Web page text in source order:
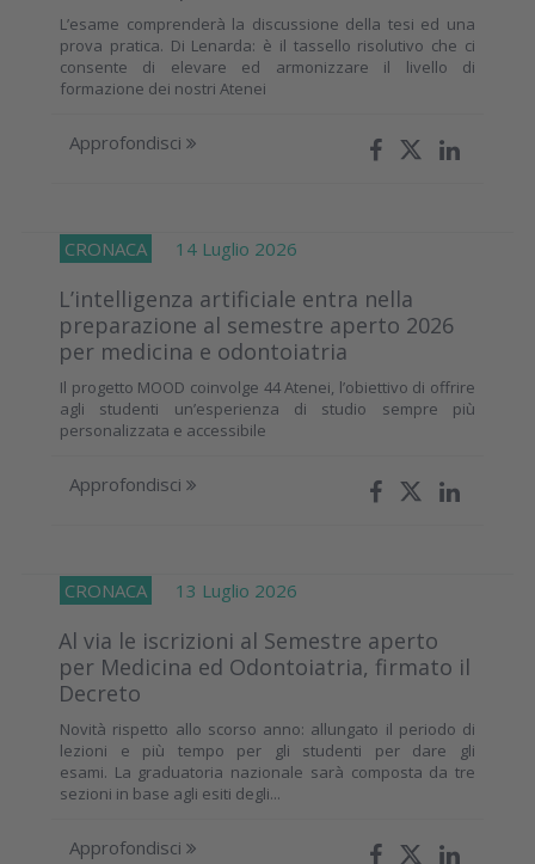
L’esame comprenderà la discussione della tesi ed una
prova pratica. Di Lenarda: è il tassello risolutivo che ci
consente di elevare ed armonizzare il livello di
formazione dei nostri Atenei
Approfondisci
CRONACA 14 Luglio 2026
L’intelligenza artificiale entra nella
preparazione al semestre aperto 2026
per medicina e odontoiatria
Il progetto MOOD coinvolge 44 Atenei, l’obiettivo di offrire
agli studenti un’esperienza di studio sempre più
personalizzata e accessibile
Approfondisci
CRONACA 13 Luglio 2026
Al via le iscrizioni al Semestre aperto
per Medicina ed Odontoiatria, firmato il
Decreto
Novità rispetto allo scorso anno: allungato il periodo di
lezioni e più tempo per gli studenti per dare gli
esami. La graduatoria nazionale sarà composta da tre
sezioni in base agli esiti degli...
Approfondisci